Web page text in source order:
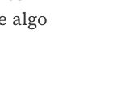
algo